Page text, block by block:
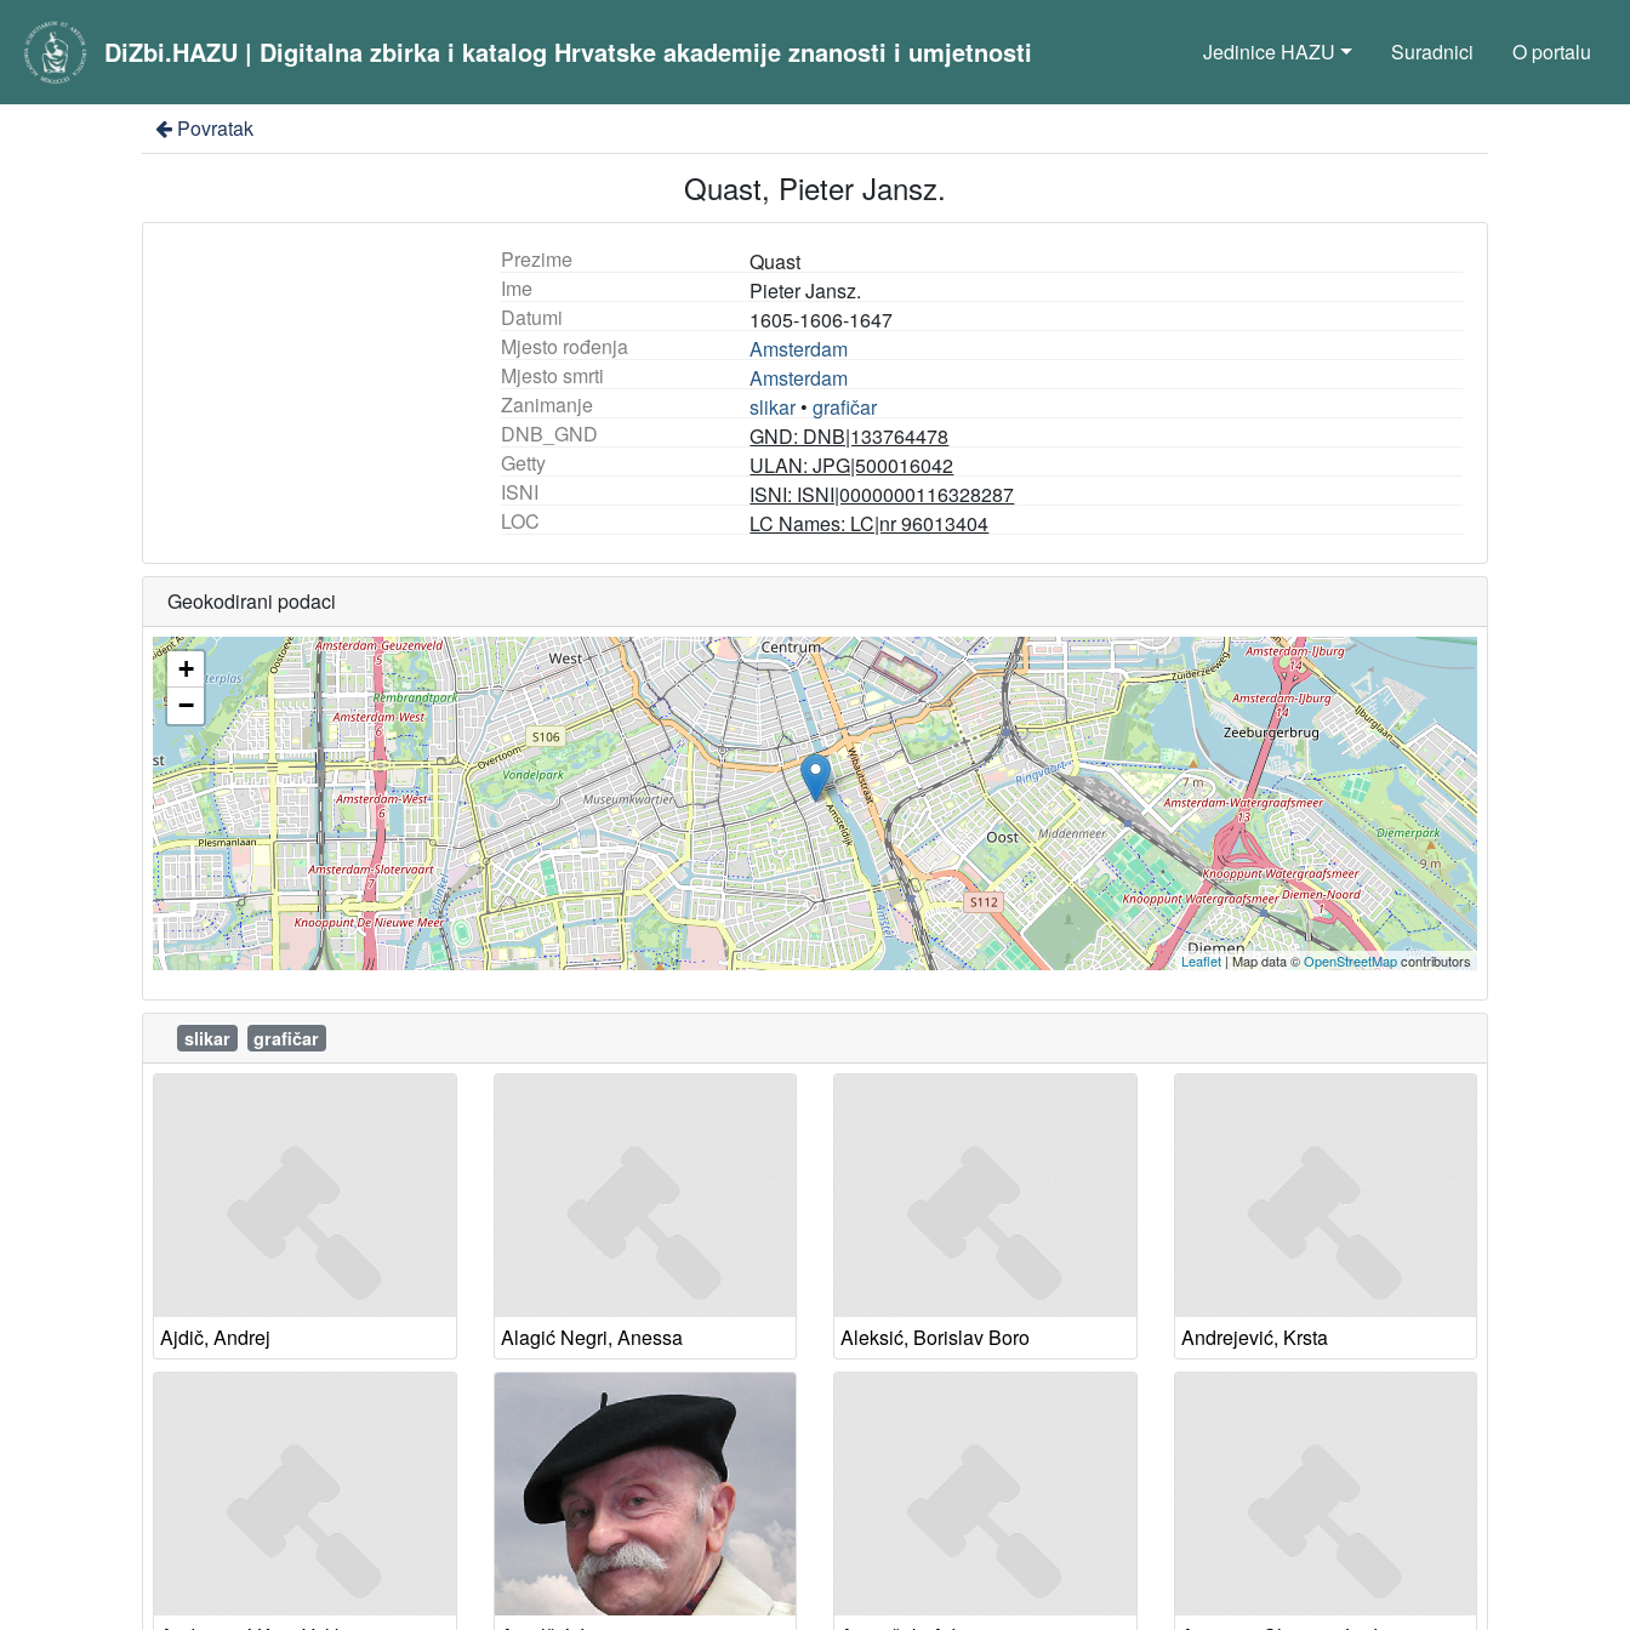
DiZbi.HAZU | Digitalna zbirka i katalog Hrvatske akademije znanosti i umjetnosti Jedinice HAZU Suradnici O portalu
Povratak
Quast, Pieter Jansz.
Prezime
Quast
Ime
Pieter Jansz.
Datumi
1605-1606-1647
Mjesto rođenja
Amsterdam
Mjesto smrti
Amsterdam
Zanimanje
slikar•grafičar
DNB_GND
GND: DNB|133764478
Getty
ULAN: JPG|500016042
ISNI
ISNI: ISNI|0000000116328287
LOC
LC Names: LC|nr 96013404
Geokodirani podaci
+
−
Leaflet| Map data ©OpenStreetMapcontributors
slikar grafičar
Ajdič, Andrej Alagić Negri, Anessa Aleksić, Borislav Boro Andrejević, Krsta